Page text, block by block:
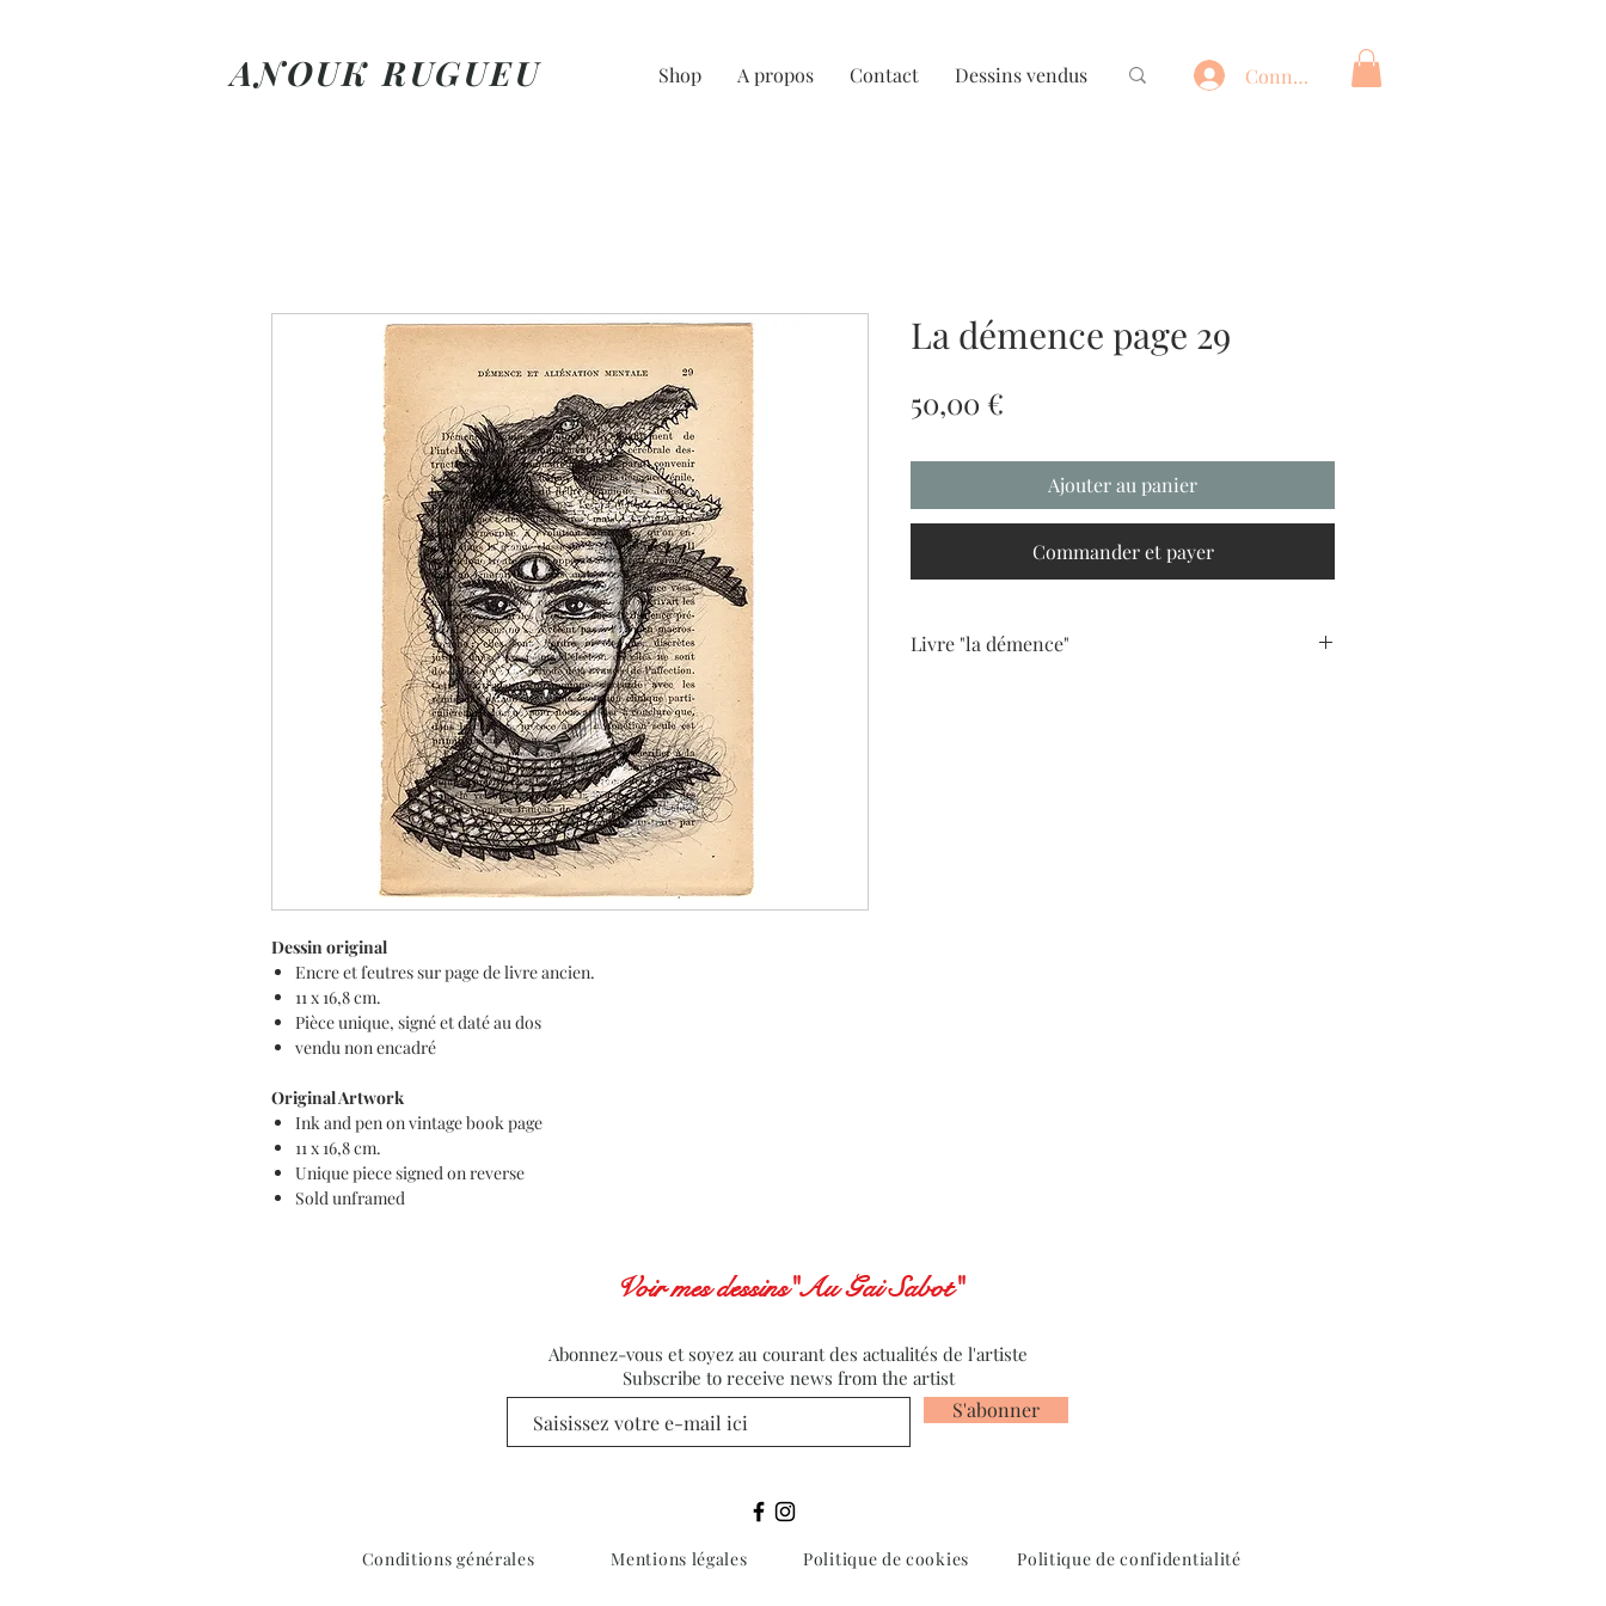
Shop A propos Contact Dessins vendus
ANOUK RUGUEU Connexion
Dessin original
Encre et feutres sur page de livre ancien.
11 x 16,8 cm.
Pièce unique, signé et daté au dos
vendu non encadré
Original Artwork
Ink and pen on vintage book page
11 x 16,8 cm.
Unique piece signed on reverse
Sold unframed
La démence page 29
50,00 €
Ajouter au panier
Commander et payer
Livre "la démence"
Voir mes dessins"Au Gai Sabot"
Abonnez-vous et soyez au courant des actualités de l'artiste
Subscribe to receive news from the artist
S'abonner
Conditions générales Mentions légales Politique de cookies Politique de confidentialité